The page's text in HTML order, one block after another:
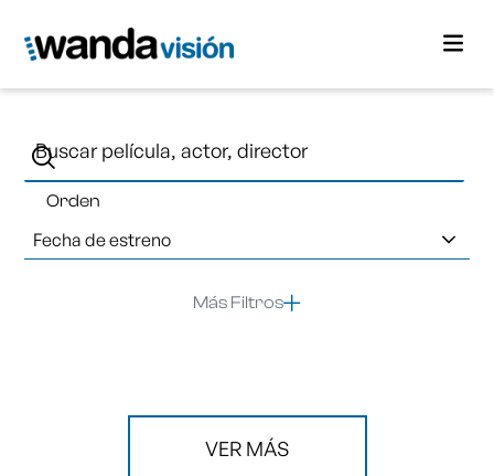
Orden
Fecha de estreno
Más Filtros
VER MÁS